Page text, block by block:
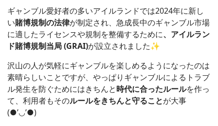
ギャンブル愛好者の多いアイルランドでは2024年に新し
い賭博規制の法律が制定され、急成長中のギャンブル市場
に適したライセンスや規制を整備するために、アイルラン
ド賭博規制当局 (GRAI)が設立されました✨
沢山の人が気軽にギャンブルを楽しめるようになったのは
素晴らしいことですが、やっぱりギャンブルによるトラブ
ル発生を防ぐためにはきちんと時代に合ったルールを作っ
て、利用者もそのルールをきちんと守ることが大事
(●’◡’●)